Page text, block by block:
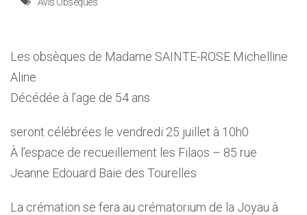
Les obsèques de Madame SAINTE-ROSE Michelline
Aline
Décédée à l’age de 54 ans
seront célébrées le vendredi 25 juillet à 10h0
À l’espace de recueillement les Filaos – 85 rue
Jeanne Edouard Baie des Tourelles
La crémation se fera au crématorium de la Joyau à